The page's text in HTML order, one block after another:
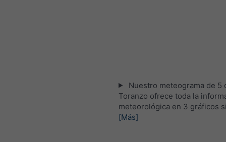
Nuestro meteograma de 5
Toranzo ofrece toda la
meteorológica en 3 gráficos
[Más]